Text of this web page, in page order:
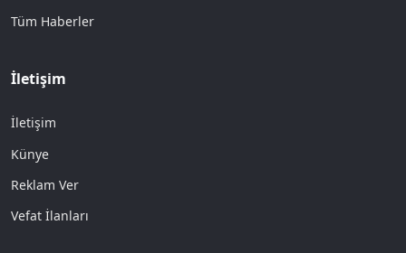
Tüm Haberler
İletişim
İletişim
Künye
Reklam Ver
Vefat İlanları